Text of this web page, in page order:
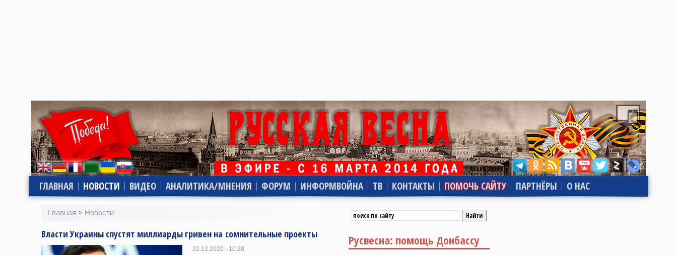
ГЛАВНАЯ НОВОСТИ ВИДЕО АНАЛИТИКА/МНЕНИЯ ФОРУМ ИНФОРМВОЙНА ТВ КОНТАКТЫ ПОМОЧЬ САЙТУ ПАРТНЁРЫ О НАС
Главная > Новости
Власти Украины спустят миллиарды гривен на сомнительные проекты
22.12.2020 - 10:28
Русвесна: помощь Донбассу